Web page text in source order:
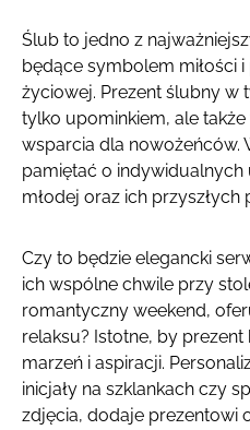
Ślub to jedno z
będące symbolem miłości
życiowej. Prezent ślubny w
tylko upominkiem, ale
wsparcia dla nowożeńców.
pamiętać o
młodej oraz ich przyszłych
Czy to będzie elegancki
ich wspólne chwile przy
romantyczny weekend,
relaksu? Istotne, by
marzeń i aspiracji.
inicjały na szklankach czy
zdjęcia, dodaje prezentowi